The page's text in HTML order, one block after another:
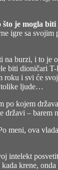
je mogla
igre sa svojim
burzi, i to je
biti dioničari
i svi će
tolike ljude…
po kojem
– barem
meni, ova
intelekt
krene,